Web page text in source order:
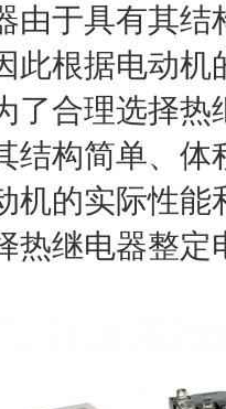
由于具有其
此根据电动
了合理选择
结构简单、
机的实际性能
热继电器整定